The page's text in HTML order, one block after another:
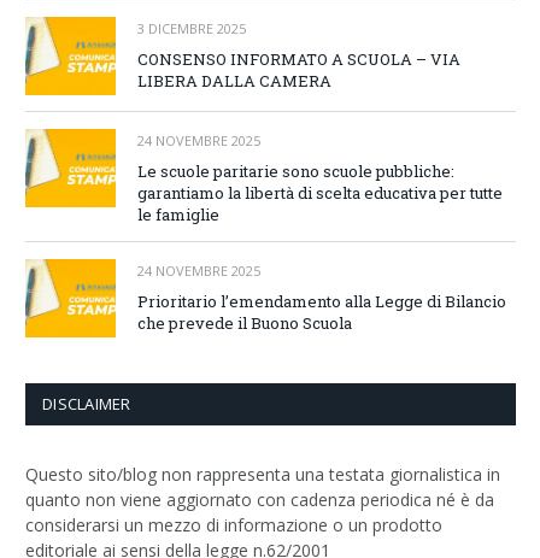
3 DICEMBRE 2025
CONSENSO INFORMATO A SCUOLA – VIA
LIBERA DALLA CAMERA
24 NOVEMBRE 2025
Le scuole paritarie sono scuole pubbliche:
garantiamo la libertà di scelta educativa per tutte
le famiglie
24 NOVEMBRE 2025
Prioritario l’emendamento alla Legge di Bilancio
che prevede il Buono Scuola
DISCLAIMER
Questo sito/blog non rappresenta una testata giornalistica in
quanto non viene aggiornato con cadenza periodica né è da
considerarsi un mezzo di informazione o un prodotto
editoriale ai sensi della legge n.62/2001